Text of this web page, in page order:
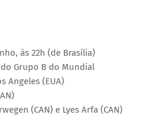
às 22h (de Brasília)
Grupo B do Mundial
Angeles (EUA)
(CAN) e Lyes Arfa (CAN)